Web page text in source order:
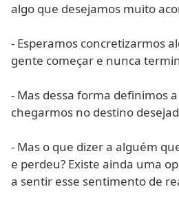
algo que desejamos muito
- Esperamos concretizarmos
gente começar e nunca
- Mas dessa forma definimos
chegarmos no destino
- Mas o que dizer a alguém
e perdeu? Existe ainda uma
a sentir esse sentimento de